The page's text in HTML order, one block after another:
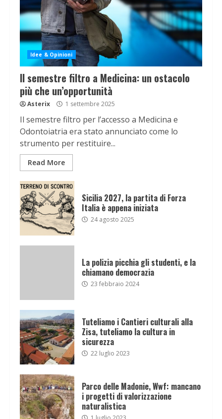
Idee & Opinioni
Il semestre filtro a Medicina: un ostacolo
più che un’opportunità
Asterix 1 settembre 2025
Il semestre filtro per l’accesso a Medicina e
Odontoiatria era stato annunciato come lo
strumento per restituire...
Read More
Sicilia 2027, la partita di Forza
Italia è appena iniziata
24 agosto 2025
La polizia picchia gli studenti, e la
chiamano democrazia
23 febbraio 2024
Tuteliamo i Cantieri culturali alla
Zisa, tuteliamo la cultura in
sicurezza
22 luglio 2023
Parco delle Madonie, Wwf: mancano
i progetti di valorizzazione
naturalistica